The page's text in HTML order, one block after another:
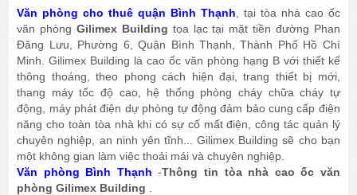
Văn phòng cho thuê quận Bình Thạnh , tại tòa nhà cao ốc
văn phòng Gilimex Building tọa lạc tại mặt tiền đường Phan
Đăng Lưu, Phường 6, Quận Bình Thạnh, Thành Phố Hồ Chí
Minh. Gilimex Building là cao ốc văn phòng hạng B với thiết kế
thông thoáng, theo phong cách hiện đại, trang thiết bị mới,
thang máy tốc độ cao, hệ thống phòng cháy chữa cháy tự
động, máy phát điện dự phòng tự động đảm bảo cung cấp điện
năng cho toàn tòa nhà khi có sự cố mất điện, công tác quản lý
chuyên nghiệp, an ninh yên tĩnh... Gilimex Building sẽ cho bạn
một không gian làm việc thoải mái và chuyên nghiệp.
Văn phòng Bình Thạnh -Thông tin tòa nhà cao ốc văn
phòng Gilimex Building